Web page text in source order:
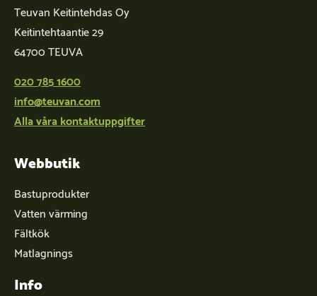
Teuvan Keitintehdas Oy
Keitintehtaantie 29
64700 TEUVA
020 785 1600
info@teuvan.com
Alla våra kontaktuppgifter
Webbutik
Bastuprodukter
Vatten värming
Fältkök
Matlagnings
Info